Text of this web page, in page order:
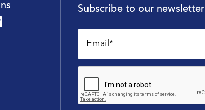
Subscribe to our newsletter